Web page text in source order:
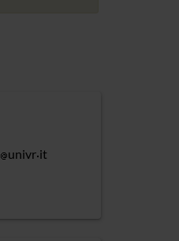
univr it